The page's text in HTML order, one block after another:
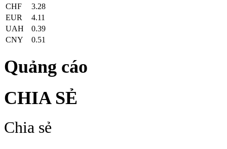
CHF
3.28
EUR
4.11
UAH
0.39
CNY
0.51
Quảng cáo
CHIA SẺ
Chia sẻ